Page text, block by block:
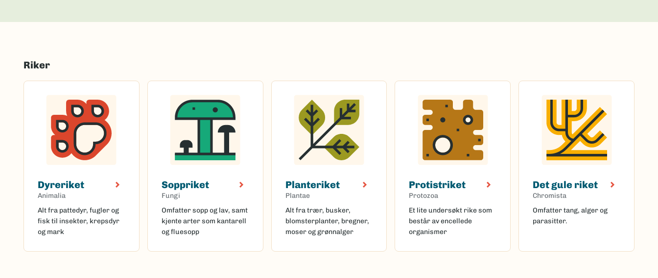
Riker
Dyreriket
Animalia
Alt fra pattedyr, fugler og
fisk til insekter, krepsdyr
og mark
Soppriket
Fungi
Omfatter sopp og lav, samt
kjente arter som kantarell
og fluesopp
Planteriket
Plantae
Alt fra trær, busker,
blomsterplanter, bregner,
moser og grønnalger
Protistriket
Protozoa
Et lite undersøkt rike som
består av encellede
organismer
Det gule riket
Chromista
Omfatter tang, alger og
parasitter.